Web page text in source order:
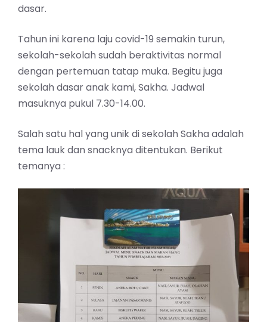
dasar.
Tahun ini karena laju covid-19 semakin turun,
sekolah-sekolah sudah beraktivitas normal
dengan pertemuan tatap muka. Begitu juga
sekolah dasar anak kami, Sakha. Jadwal
masuknya pukul 7.30-14.00.
Salah satu hal yang unik di sekolah Sakha adalah
tema lauk dan snacknya ditentukan. Berikut
temanya :